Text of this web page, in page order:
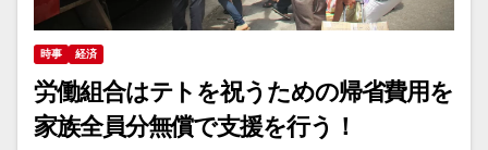
時事 経済
労働組合はテトを祝うための帰省費用を
家族全員分無償で支援を行う！